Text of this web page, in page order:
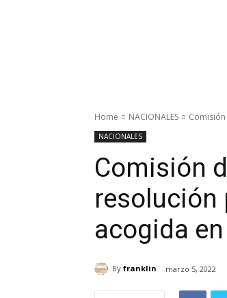
Home NACIONALES
NACIONALES
Comisión
resolución
acogida
By franklin marzo 5, 2022